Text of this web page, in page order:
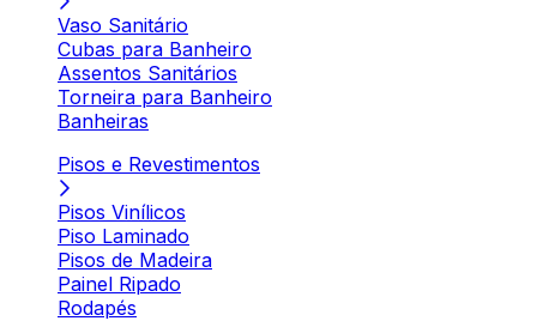
Vaso Sanitário
Cubas para Banheiro
Assentos Sanitários
Torneira para Banheiro
Banheiras
Pisos e Revestimentos
Pisos Vinílicos
Piso Laminado
Pisos de Madeira
Painel Ripado
Rodapés